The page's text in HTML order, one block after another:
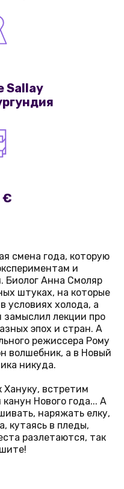
Sallay
€
смена года, которую
и
Биолог Анна Смоляр
штуках, на которые
условиях холода, а
замыслил лекции про
эпох и стран. А
режиссера Рому
волшебник, а в Новый
никуда.
встретим
Нового года... А
наряжать елку,
кутаясь в пледы,
разлетаются, так